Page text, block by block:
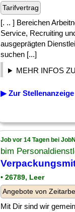
Tarifvertrag
[. .. ] Bereichen
Service, Recruiting
ausgeprägten
suchen [...]
MEHR INFOS
▶ Zur Stellenanzeige
Job vor 14 Tagen bei
bim
• 26789, Leer
Angebote von
Mit Dir sind wir